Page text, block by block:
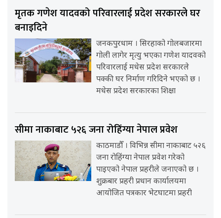
मृतक गणेश यादवको परिवारलाई प्रदेश सरकारले घर
बनाइदिने
जनकपुरधाम । सिरहाको गोलबजारमा
गोली लागेर मृत्यु भएका गणेश यादवको
परिवारलाई मधेस प्रदेश सरकारले
पक्की घर निर्माण गरिदिने भएको छ ।
मधेस प्रदेश सरकारका शिक्षा
सीमा नाकाबाट ५२६ जना रोहिंग्या नेपाल प्रवेश
काठमाडौँ । विभिन्न सीमा नाकाबाट ५२६
जना रोहिंग्या नेपाल प्रवेश गरेको
पाइएको नेपाल प्रहरीले जनाएको छ ।
शुक्रबार प्रहरी प्रधान कार्यालयमा
आयोजित पत्रकार भेटघाटमा प्रहरी